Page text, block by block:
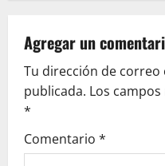
v
i
g
a
Agregar un
Tu dirección de
publicada. Los
*
Comentario *